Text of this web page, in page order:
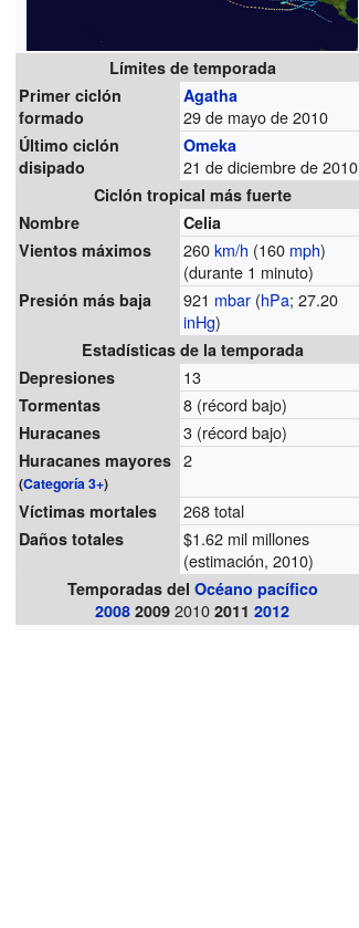
Límites de temporada
Primer ciclón
formado
Agatha
29 de mayo de 2010
Último ciclón
disipado
Omeka
21 de diciembre de 2010
Ciclón tropical más fuerte
Nombre
Celia
Vientos máximos
260km/h (160 mph)
(durante 1 minuto)
Presión más baja 921 mbar (hPa; 27.20
inHg)
Estadísticas de la temporada
Depresiones
13
Tormentas 8 (récord bajo)
Huracanes 3 (récord bajo)
Huracanes mayores
(Categoría 3+)
2
Víctimas mortales 268 total
Daños totales
$1.62 mil millones
(estimación, 2010)
Temporadas del Océano pacífico
2008 2009 201020112012